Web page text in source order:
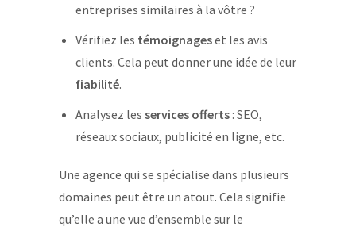
entreprises similaires à la vôtre ?
Vérifiez les témoignageset les avis
clients. Cela peut donner une idée de leur
fiabilité.
Analysez les services offerts: SEO,
réseaux sociaux, publicité en ligne, etc.
Une agence qui se spécialise dans plusieurs
domaines peut être un atout. Cela signifie
qu’elle a une vue d’ensemble sur le